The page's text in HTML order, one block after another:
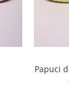
Papuci